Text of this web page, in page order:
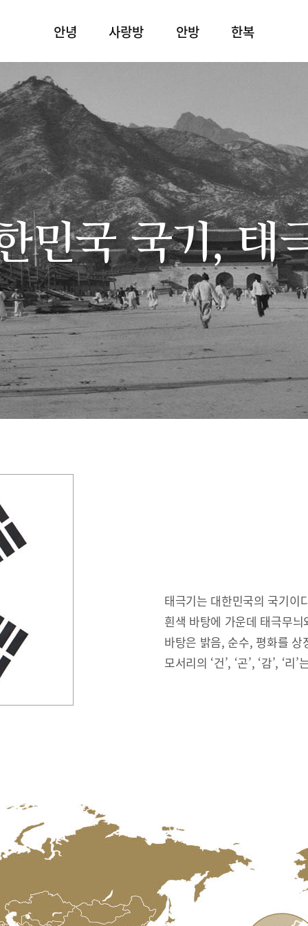
안녕 사랑방 안방 한복
민국 국기, 태
태극기는 대한민국의 국기이
흰색 바탕에 가운데 태극무
바탕은 밝음, 순수, 평화를 상
모서리의 ‘건’, ‘곤’, ‘감’, ‘